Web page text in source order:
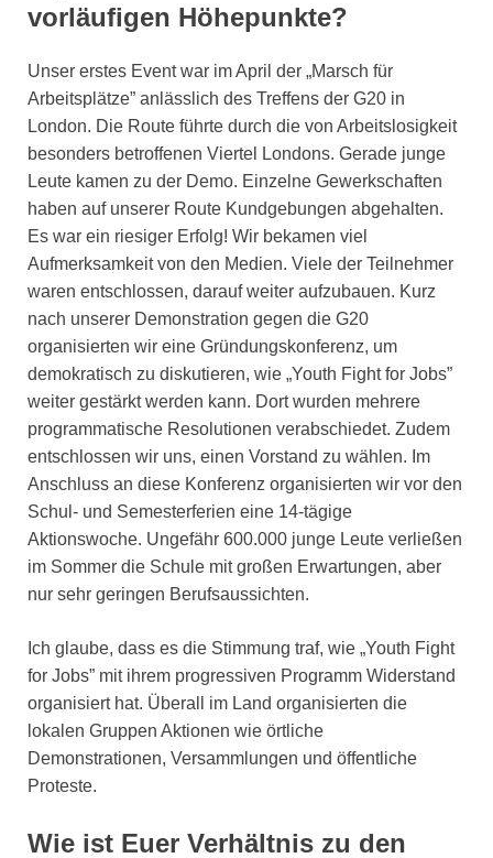
vorläufigen Höhepunkte?
Unser erstes Event war im April der „Marsch für
Arbeitsplätze” anlässlich des Treffens der G20 in
London. Die Route führte durch die von Arbeitslosigkeit
besonders betroffenen Viertel Londons. Gerade junge
Leute kamen zu der Demo. Einzelne Gewerkschaften
haben auf unserer Route Kundgebungen abgehalten.
Es war ein riesiger Erfolg! Wir bekamen viel
Aufmerksamkeit von den Medien. Viele der Teilnehmer
waren entschlossen, darauf weiter aufzubauen. Kurz
nach unserer Demonstration gegen die G20
organisierten wir eine Gründungskonferenz, um
demokratisch zu diskutieren, wie „Youth Fight for Jobs”
weiter gestärkt werden kann. Dort wurden mehrere
programmatische Resolutionen verabschiedet. Zudem
entschlossen wir uns, einen Vorstand zu wählen. Im
Anschluss an diese Konferenz organisierten wir vor den
Schul- und Semesterferien eine 14-tägige
Aktionswoche. Ungefähr 600.000 junge Leute verließen
im Sommer die Schule mit großen Erwartungen, aber
nur sehr geringen Berufsaussichten.
Ich glaube, dass es die Stimmung traf, wie „Youth Fight
for Jobs” mit ihrem progressiven Programm Widerstand
organisiert hat. Überall im Land organisierten die
lokalen Gruppen Aktionen wie örtliche
Demonstrationen, Versammlungen und öffentliche
Proteste.
Wie ist Euer Verhältnis zu den